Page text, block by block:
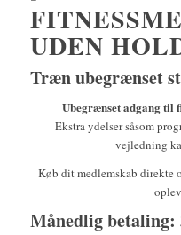
UDEN
Træn ubegrænset
Ubegrænset adgang til
Ekstra ydelser såsom
vejledning
Køb dit medlemskab direkte
Månedlig betaling: